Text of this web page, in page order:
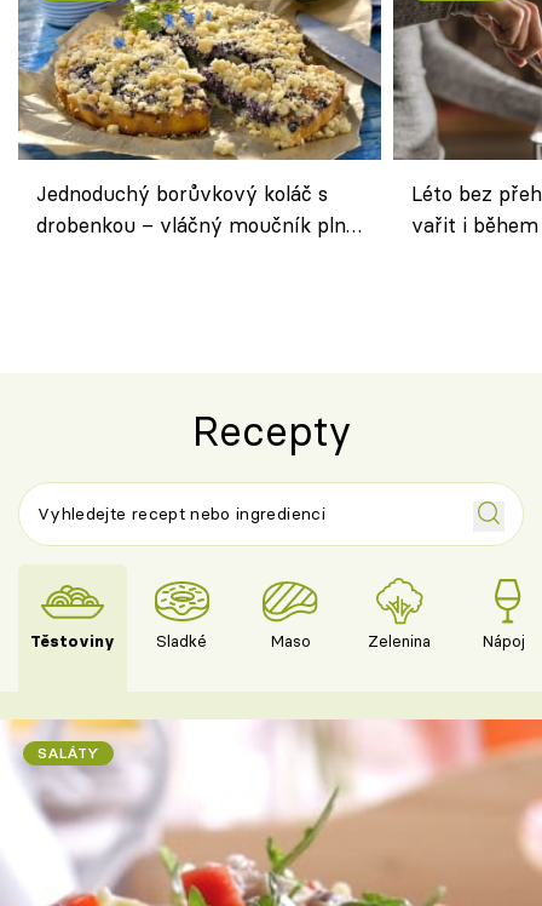
Jednoduchý borůvkový koláč s
drobenkou – vláčný moučník plný
Léto bez
vařit i
Recepty
Těstoviny Sladké Maso Zelenina Nápoje
SALÁTY